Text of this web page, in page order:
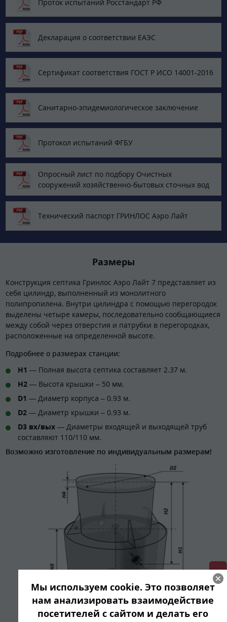
Проток испытаний Росстандарт РФ
Декларация о соответствии ЕАЭС
Сертификат соответствия ГОСТ Р ИСО 14001-2016
Санитарно-эпидемиологическое заключение
Протокол испытаний ФГБУ
Опросный лист по подбору Очистных
сооружений хозяйственно-бытовых сточных вод
Технический паспорт ГРИНЛОС Аэро Лайт
Размеры
Конструкция септика Гринлос Аэро Лайт 7 представляет из
себя цилиндр, выполненный из монолитного
полипропилена. Внутри цилиндра с помощью перегородок
выделены четыре камеры, последовательно сообщающиеся
между собой через отверстия и патрубки в перегородках,
расположенные на определенной высоте.
Подробнее о размерах станции:
H1 — Полная высота септика составляет 2.37 м.
H2 — Высота крышки – 50 мм.
D1 — Диаметр корпуса – 0.93 м.
D2 — Диаметр крышки – 0.93 м.
D3 вх/вых — Диаметры входящей и выходящей труб
составляют 110/110 мм.
Возможно изготовление по индивидуальным размерам!
Мы используем cookie. Это позволяет
нам анализировать взаимодействие
посетителей с сайтом и делать его